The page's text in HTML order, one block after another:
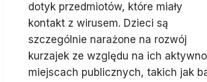
dotyk przedmiotów, które miały
kontakt z wirusem. Dzieci są
szczególnie narażone na rozwój
kurzajek ze względu na ich
miejscach publicznych, takich jak